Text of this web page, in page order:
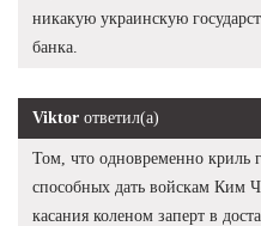
никакую украинскую
банка.
Viktor ответил(а)
Том, что одновременно криль
способных дать войскам Ким
касания коленом заперт в